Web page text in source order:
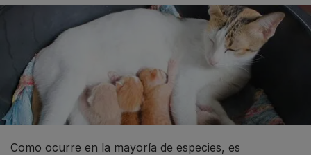
Como ocurre en la mayoría de especies, es